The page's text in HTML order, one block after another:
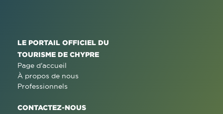
LE PORTAIL OFFICIEL DU
TOURISME DE CHYPRE
Page d'accueil
À propos de nous
Professionnels
CONTACTEZ-NOUS